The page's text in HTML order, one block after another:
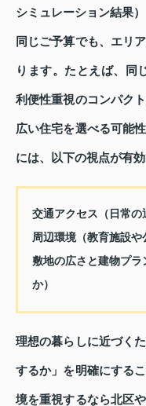
シミュレーション結果）
同じご予算でも、エリ
ります。たとえば、同
利便性重視のコンパク
広い住宅を選べる可能
には、以下の視点が有効
交通アクセス（日常の
周辺環境（教育施設や
敷地の広さと建物プ
か）
理想の暮らしに近づく
するか」を明確にする
境を重視するなら北区